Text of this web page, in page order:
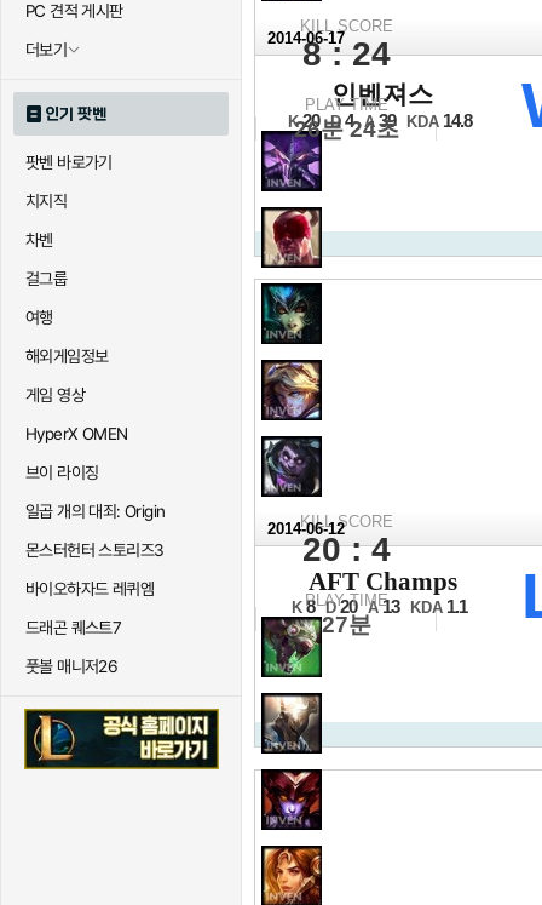
PC 견적 게시판
더보기
인기 팟벤
팟벤 바로가기
치지직
차벤
걸그룹
여행
해외게임정보
게임 영상
HyperX OMEN
브이 라이징
일곱 개의 대죄: Origin
몬스터헌터 스토리즈3
바이오하자드 레퀴엠
드래곤 퀘스트7
풋볼 매니저26
KILL SCORE
8 : 24
PLAY TIME
26분 24초
2014-06-17
16강 A조 진출전 1세트
인벤져스
K 20 D 4 A 39 KDA 14.8
KILL SCORE
20 : 4
PLAY TIME
27분
2014-06-12
16강 A조 2경기 2세트
AFT Champs
K 8 D 20 A 13 KDA 1.1